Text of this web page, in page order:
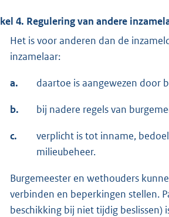
4. Regulering van andere
Het is voor anderen dan de
inzamelaar:
a. daartoe is aangewezen door
b. bij nadere regels van
c.
verplicht is tot inname,
milieubeheer.
Burgemeester en wethouders
verbinden en beperkingen stellen.
beschikking bij niet tijdig beslissen)